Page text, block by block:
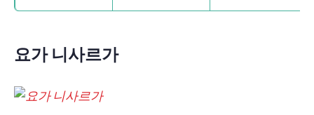
요가 니사르가